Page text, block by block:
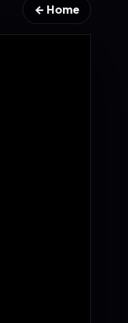
← Home